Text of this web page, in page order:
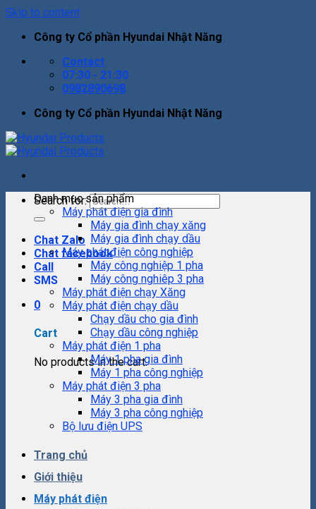
Skip to content
Công ty Cổ phần Hyundai Nhật Năng
Contact
07:30 - 21:30
0982890698
Công ty Cổ phần Hyundai Nhật Năng
Search for:
Chat Zalo
Chat facebook
Call
SMS
0
Cart
No products in the cart.
Danh mục sản phẩm
Máy phát điện gia đình
Máy gia đình chạy xăng
Máy gia đình chạy dầu
Máy phát điện công nghiệp
Máy công nghiệp 1 pha
Máy công nghiêp 3 pha
Máy phát điện chạy Xăng
Máy phát điện chạy dầu
Chạy dầu cho gia đình
Chạy dầu công nghiệp
Máy phát điện 1 pha
Máy 1 pha gia đình
Máy 1 pha công nghiệp
Máy phát điện 3 pha
Máy 3 pha gia đình
Máy 3 pha công nghiệp
Bộ lưu điện UPS
Trang chủ
Giới thiệu
Máy phát điện